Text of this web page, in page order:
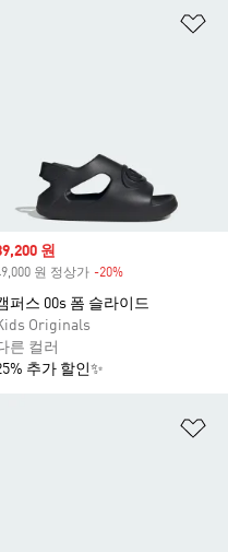
price
원
원 정상가 -20%
퍼스 00s 폼 슬라이드
Originals
른 컬러
추가 할인✨